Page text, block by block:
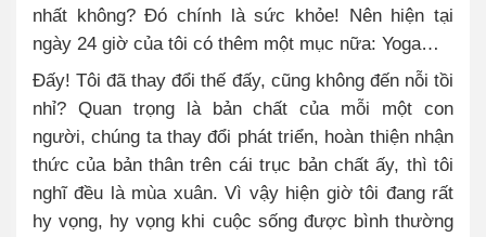
nhất không? Đó chính là sức khỏe! Nên hiện tại
ngày 24 giờ của tôi có thêm một mục nữa: Yoga…
Đấy! Tôi đã thay đổi thế đấy, cũng không đến nỗi tồi
nhỉ? Quan trọng là bản chất của mỗi một con
người, chúng ta thay đổi phát triển, hoàn thiện nhận
thức của bản thân trên cái trục bản chất ấy, thì tôi
nghĩ đều là mùa xuân. Vì vậy hiện giờ tôi đang rất
hy vọng, hy vọng khi cuộc sống được bình thường